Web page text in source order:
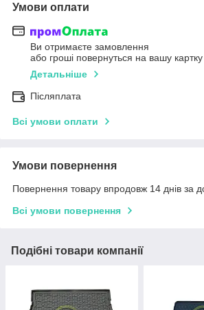
Умови оплати
Ви отримаєте замовлення
або гроші повернуться на вашу картку
Детальніше
Післяплата
Всі умови оплати
Умови повернення
Повернення товару впродовж 14 днів за
Всі умови повернення
Подібні товари компанії